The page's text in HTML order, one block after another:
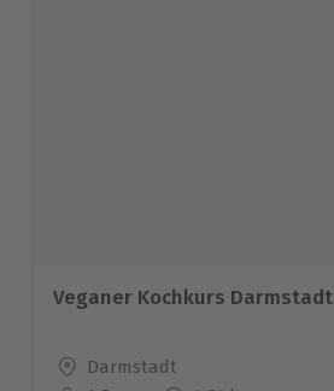
Veganer Kochkurs Darmstadt
Standort
Darmstadt